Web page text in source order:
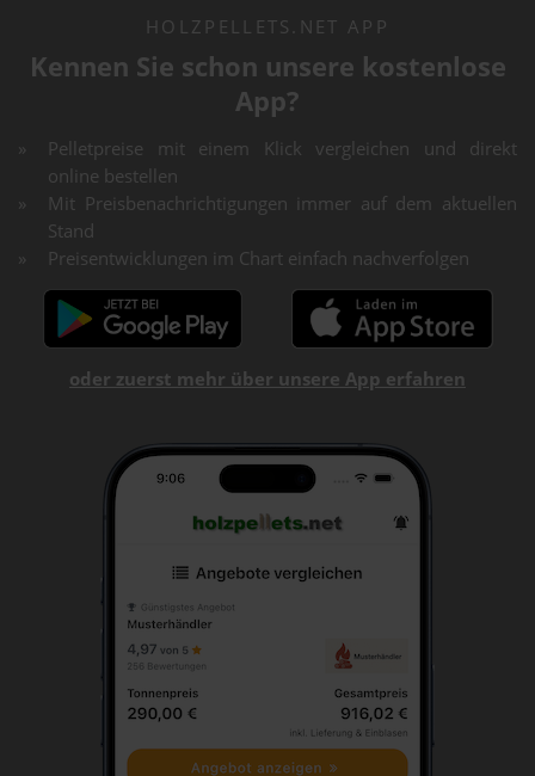
HOLZPELLETS.NET APP
Kennen Sie schon unsere kostenlose
App?
Pelletpreise mit einem Klick vergleichen und direkt
online bestellen
Mit Preisbenachrichtigungen immer auf dem aktuellen
Stand
Preisentwicklungen im Chart einfach nachverfolgen
oder zuerst mehr über unsere App erfahren